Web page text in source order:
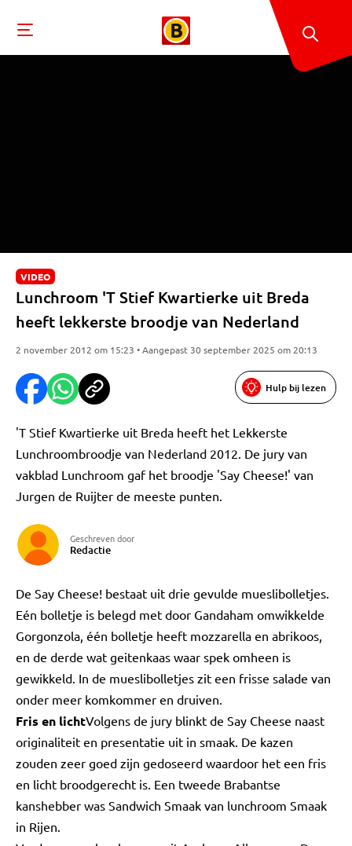
VIDEO
Lunchroom 'T Stief Kwartierke uit Breda
heeft lekkerste broodje van Nederland
2 november 2012 om 15:23 • Aangepast 30 september 2025 om 20:13
Hulp bij lezen
'T Stief Kwartierke uit Breda heeft het Lekkerste
Lunchroombroodje van Nederland 2012. De jury van
vakblad Lunchroom gaf het broodje 'Say Cheese!' van
Jurgen de Ruijter de meeste punten.
Geschreven door
Redactie
De Say Cheese! bestaat uit drie gevulde mueslibolletjes.
Eén bolletje is belegd met door Gandaham omwikkelde
Gorgonzola, één bolletje heeft mozzarella en abrikoos,
en de derde wat geitenkaas waar spek omheen is
gewikkeld. In de mueslibolletjes zit een frisse salade van
onder meer komkommer en druiven.
Fris en lichtVolgens de jury blinkt de Say Cheese naast
originaliteit en presentatie uit in smaak. De kazen
zouden zeer goed zijn gedoseerd waardoor het een fris
en licht broodgerecht is. Een tweede Brabantse
kanshebber was Sandwich Smaak van lunchroom Smaak
in Rijen.